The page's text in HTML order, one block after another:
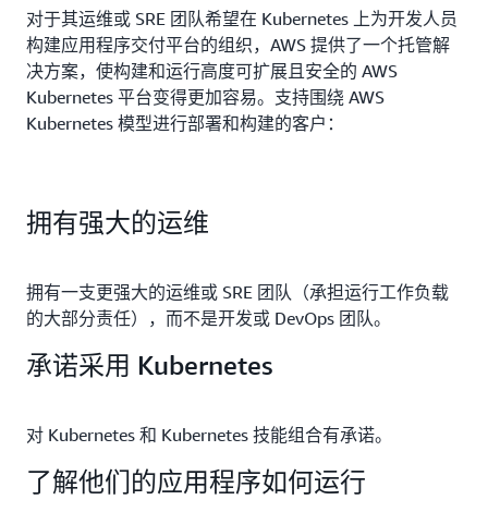
对于其运维或 SRE 团队希望在 Kubernetes 上为开发人员
构建应用程序交付平台的组织，AWS 提供了一个托管解
决方案，使构建和运行高度可扩展且安全的 AWS
Kubernetes 平台变得更加容易。支持围绕 AWS
Kubernetes 模型进行部署和构建的客户：
拥有强大的运维
拥有一支更强大的运维或 SRE 团队（承担运行工作负载
的大部分责任），而不是开发或 DevOps 团队。
承诺采用 Kubernetes
对 Kubernetes 和 Kubernetes 技能组合有承诺。
了解他们的应用程序如何运行